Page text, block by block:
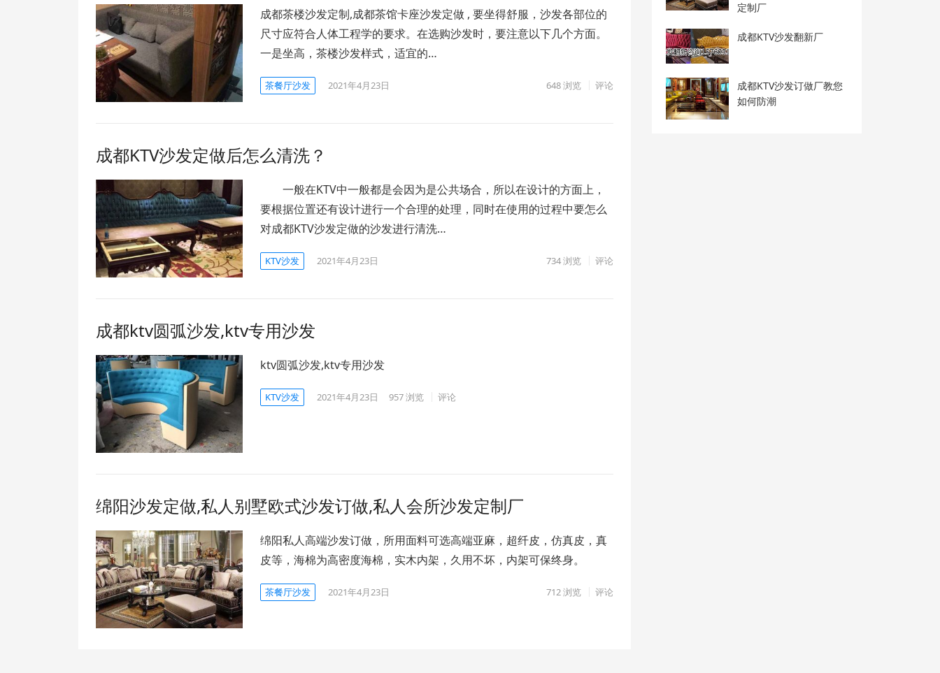
成都茶楼沙发定制,成都茶馆卡座沙发定做 , 要坐得舒服，沙发各部位的
尺寸应符合人体工程学的要求。在选购沙发时，要注意以下几个方面。
一是坐高，茶楼沙发样式，适宜的…
茶餐厅沙发 2021年4月23日 648浏览 评论
成都KTV沙发定做后怎么清洗？
一般在KTV中一般都是会因为是公共场合，所以在设计的方面上，
要根据位置还有设计进行一个合理的处理，同时在使用的过程中要怎么
对成都KTV沙发定做的沙发进行清洗…
KTV沙发 2021年4月23日 734浏览 评论
成都ktv圆弧沙发,ktv专用沙发
ktv圆弧沙发,ktv专用沙发
KTV沙发 2021年4月23日 957浏览 评论
绵阳沙发定做,私人别墅欧式沙发订做,私人会所沙发定制厂
绵阳私人高端沙发订做，所用面料可选高端亚麻，超纤皮，仿真皮，真
皮等，海棉为高密度海棉，实木内架，久用不坏，内架可保终身。
茶餐厅沙发 2021年4月23日 712浏览 评论
定制厂
成都KTV沙发翻新厂
成都KTV沙发订做厂教您
如何防潮